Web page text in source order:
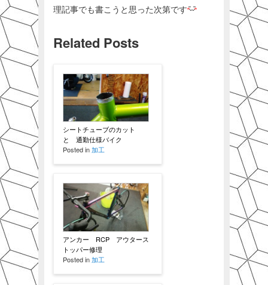
理記事でも書こうと思った次第です
Related Posts
シートチューブのカット
と 通勤仕様バイク
Posted in加工
アンカー RCP アウタース
トッパー修理
Posted in加工